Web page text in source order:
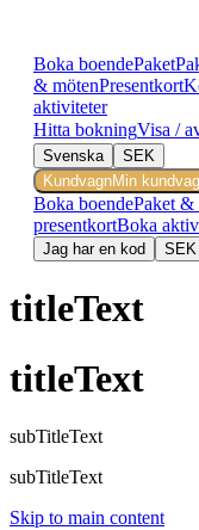
Boka boendePaket
& mötenPresentkort
aktiviteter
Hitta bokningVisa /
Svenska
SEK
KundvagnMin
Boka boendePaket &
presentkortBoka
Jag har en kod SEK
titleText
titleText
subTitleText
subTitleText
Skip to main content